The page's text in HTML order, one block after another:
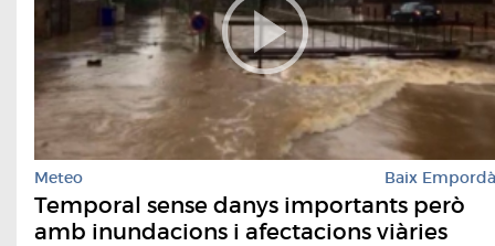
Meteo Baix Empordà
Temporal sense danys importants però
amb inundacions i afectacions viàries